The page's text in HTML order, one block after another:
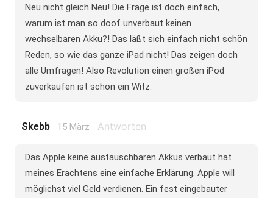
Neu nicht gleich Neu! Die Frage ist doch einfach,
warum ist man so doof unverbaut keinen
wechselbaren Akku?! Das läßt sich einfach nicht schön
Reden, so wie das ganze iPad nicht! Das zeigen doch
alle Umfragen! Also Revolution einen großen iPod
zuverkaufen ist schon ein Witz.
Skebb 15 März Antworten
Das Apple keine austauschbaren Akkus verbaut hat
meines Erachtens eine einfache Erklärung. Apple will
möglichst viel Geld verdienen. Ein fest eingebauter